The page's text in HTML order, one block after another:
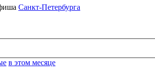
Санкт-Петербурга
в этом месяце